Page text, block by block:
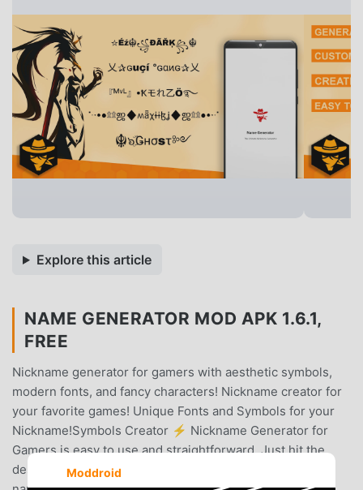
Explore this article
NAME GENERATOR MOD APK 1.6.1,
FREE
Nickname generator for gamers with aesthetic symbols,
modern fonts, and fancy characters! Nickname creator for
your favorite games! Unique Fonts and Symbols for your
Nickname!Symbols Creator ⚡ Nickname Generator for
Gamers is easy to use and straightforward. Just hit the
desired random name generator button or write your
Moddroid